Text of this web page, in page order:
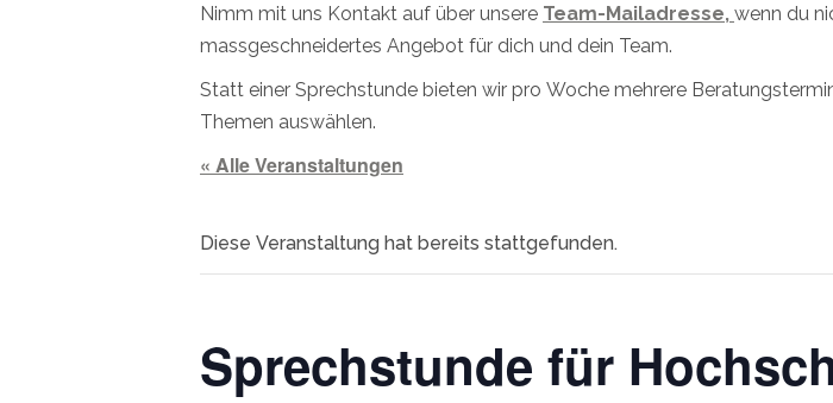
Nimm mit uns Kontakt auf über unsere Team-Mailadresse, wenn du
massgeschneidertes Angebot für dich und dein Team.
Statt einer Sprechstunde bieten wir pro Woche mehrere
Themen auswählen.
« Alle Veranstaltungen
Diese Veranstaltung hat bereits stattgefunden.
Sprechstunde für